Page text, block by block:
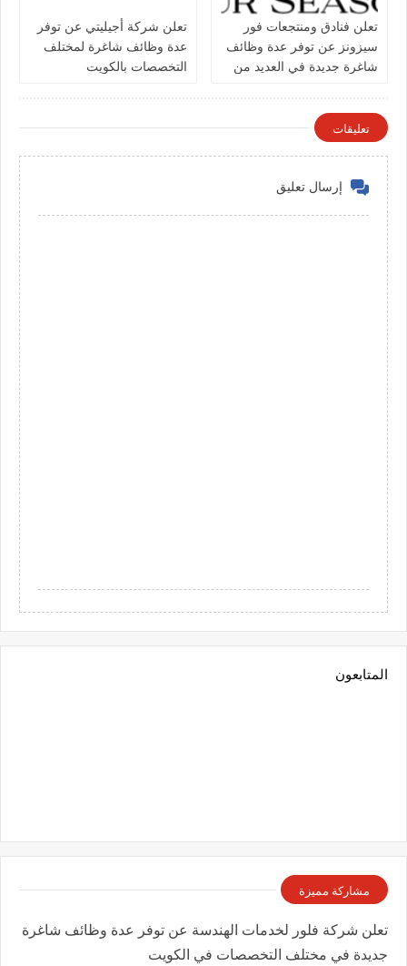
تعلن فنادق ومنتجعات فور
سيزونز‏ عن توفر عدة وظائف
شاغرة جديدة في العديد من
تعلن شركة أجيليتي عن توفر
عدة وظائف شاغرة لمختلف
التخصصات بالكويت
تعليقات
إرسال تعليق
المتابعون
مشاركة مميزة
تعلن شركة فلور لخدمات الهندسة عن توفر عدة وظائف شاغرة
جديدة في مختلف التخصصات في الكويت